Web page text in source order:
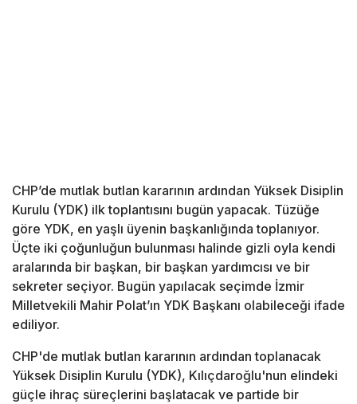
CHP’de mutlak butlan kararının ardından Yüksek Disiplin
Kurulu (YDK) ilk toplantısını bugün yapacak. Tüzüğe
göre YDK, en yaşlı üyenin başkanlığında toplanıyor.
Üçte iki çoğunluğun bulunması halinde gizli oyla kendi
aralarında bir başkan, bir başkan yardımcısı ve bir
sekreter seçiyor. Bugün yapılacak seçimde İzmir
Milletvekili Mahir Polat’ın YDK Başkanı olabileceği ifade
ediliyor.
CHP'de mutlak butlan kararının ardından toplanacak
Yüksek Disiplin Kurulu (YDK), Kılıçdaroğlu'nun elindeki
güçle ihraç süreçlerini başlatacak ve partide bir